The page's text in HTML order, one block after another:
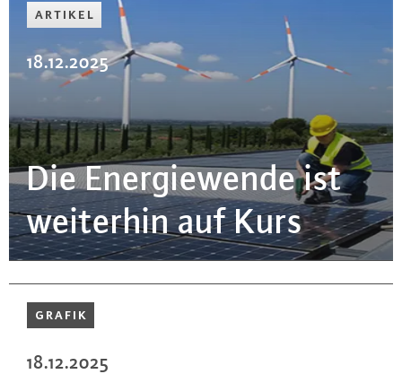
ARTIKEL
18.12.2025
Die En­er­gie­wen­de ist
weiterhin auf Kurs
GRAFIK
18.12.2025